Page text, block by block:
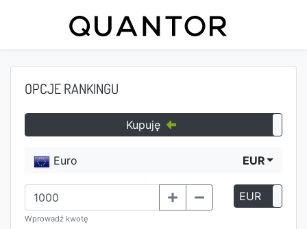
OPCJE RANKINGU
Kupuję
Euro EUR
Wprowadź kwotę
EUR